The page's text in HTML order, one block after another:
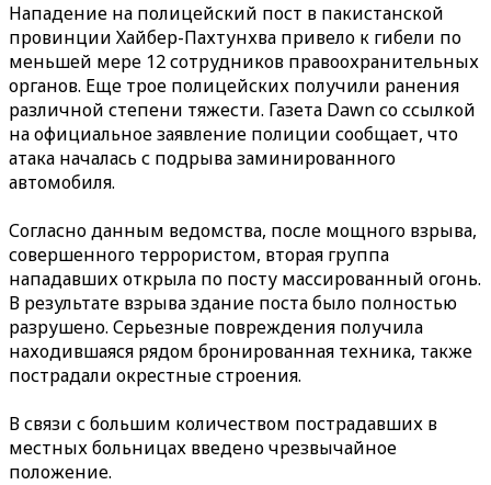
Нападение на полицейский пост в пакистанской
провинции Хайбер-Пахтунхва привело к гибели по
меньшей мере 12 сотрудников правоохранительных
органов. Еще трое полицейских получили ранения
различной степени тяжести. Газета Dawn со ссылкой
на официальное заявление полиции сообщает, что
атака началась с подрыва заминированного
автомобиля.
Согласно данным ведомства, после мощного взрыва,
совершенного террористом, вторая группа
нападавших открыла по посту массированный огонь.
В результате взрыва здание поста было полностью
разрушено. Серьезные повреждения получила
находившаяся рядом бронированная техника, также
пострадали окрестные строения.
В связи с большим количеством пострадавших в
местных больницах введено чрезвычайное
положение.